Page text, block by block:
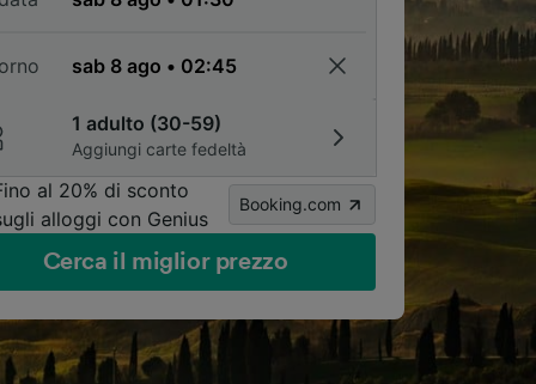
1 adulto (30-59)
Aggiungi carte fedeltà
al 20% di sconto
alloggi con Genius
Booking.com
Cerca il miglior prezzo